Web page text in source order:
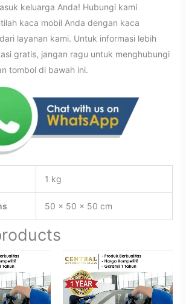
keluarga Anda! Hubungi kami
kaca mobil Anda dengan kaca
layanan kami. Untuk informasi lebih
gratis, jangan ragu untuk menghubungi
tombol di bawah ini.
1 kg
50 × 50 × 50 cm